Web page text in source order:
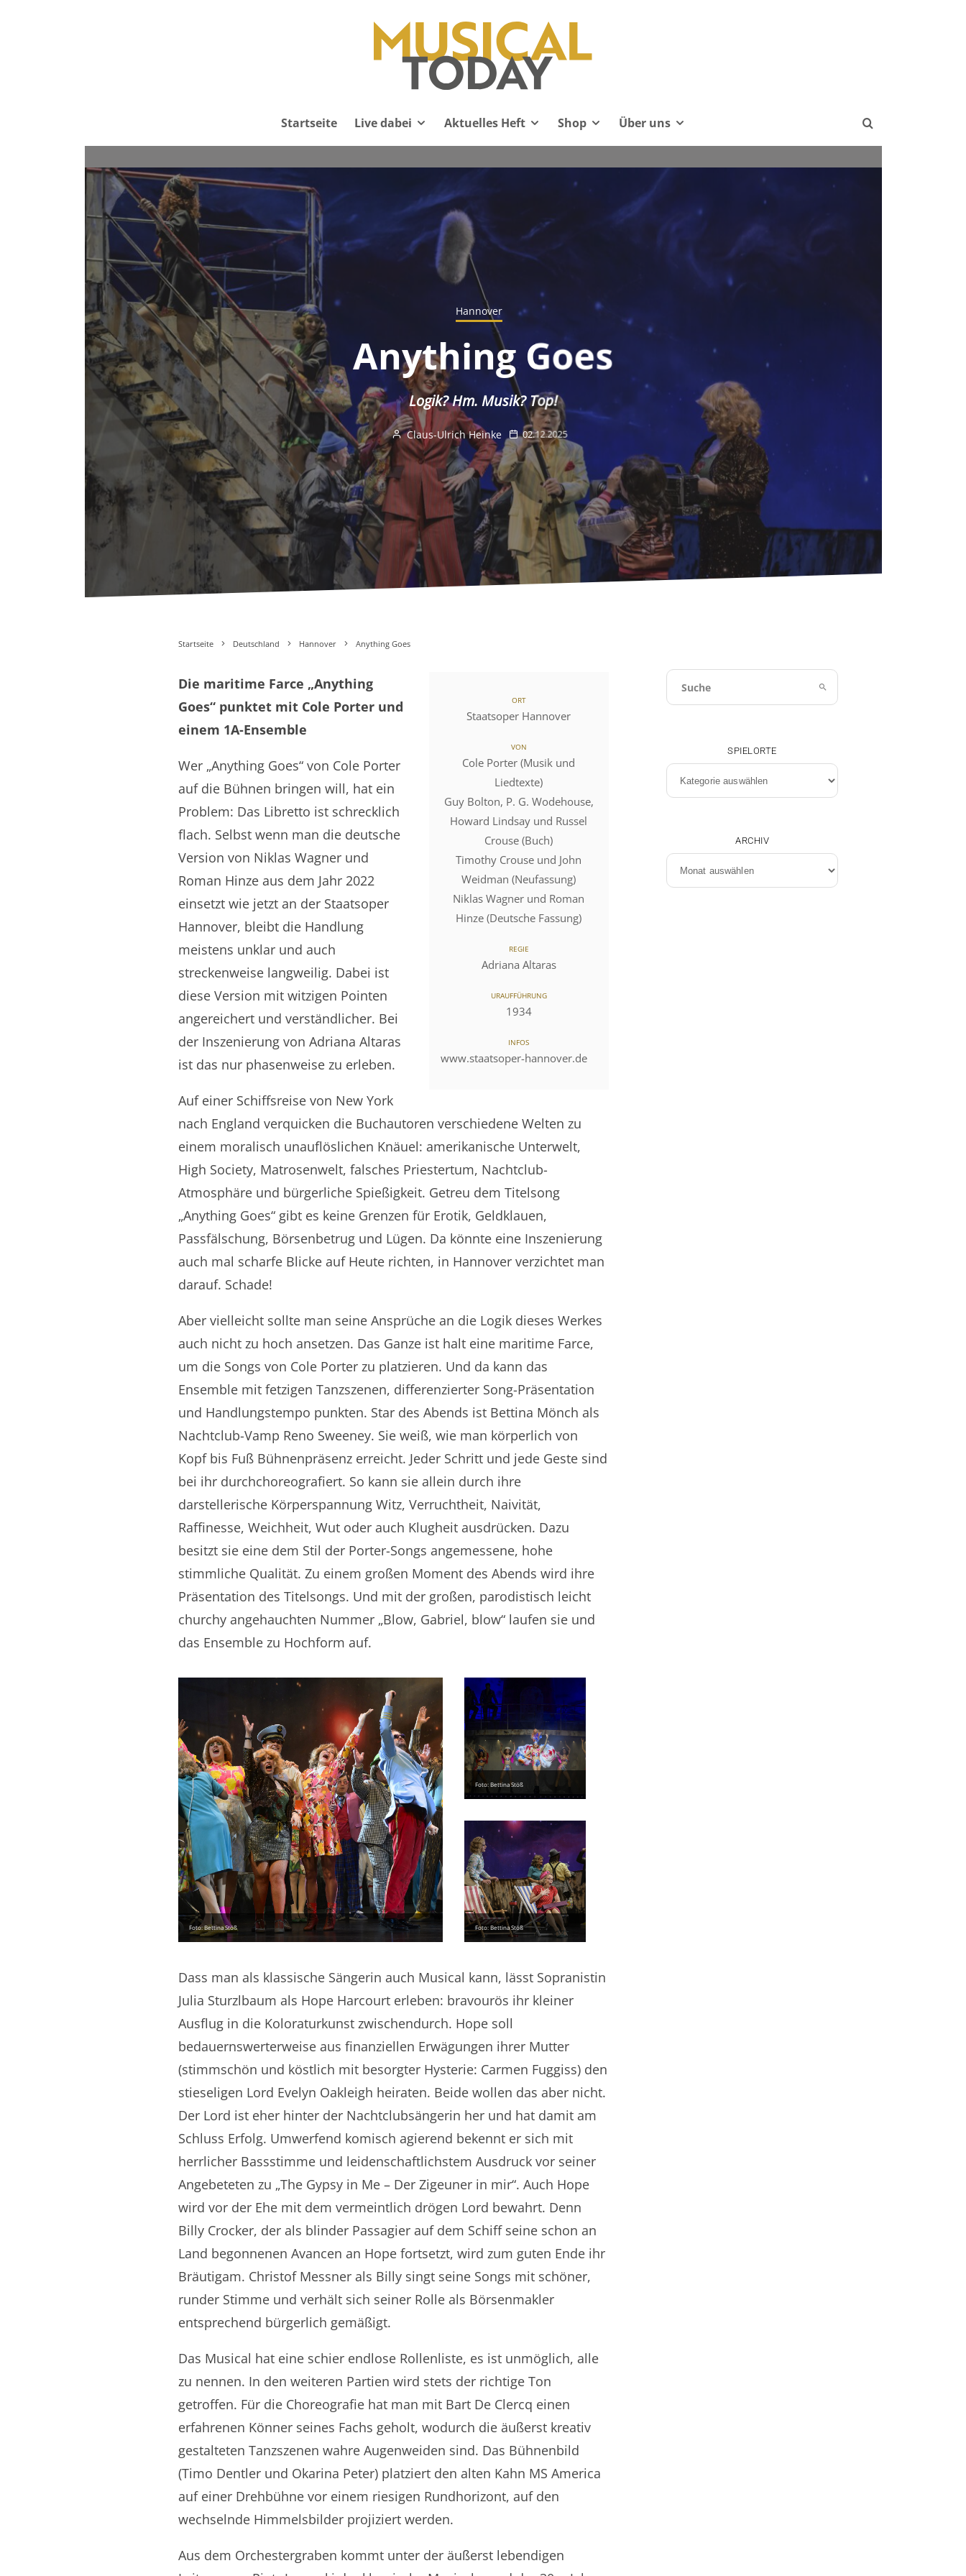
Startseite Live dabei Aktuelles Heft Shop Über uns
Hannover
Anything Goes
Logik? Hm. Musik? Top!
Claus-Ulrich Heinke 02.12.2025
Startseite Deutschland Hannover Anything Goes
ORT
Staatsoper Hannover
VON
Cole Porter (Musik und
Liedtexte)
Guy Bolton, P. G. Wodehouse,
Howard Lindsay und Russel
Crouse (Buch)
Timothy Crouse und John
Weidman (Neufassung)
Niklas Wagner und Roman
Hinze (Deutsche Fassung)
REGIE
Adriana Altaras
URAUFFÜHRUNG
1934
INFOS
www.staatsoper-hannover.de
Die maritime Farce „Anything
Goes“ punktet mit Cole Porter und
einem 1A-Ensemble
Wer „Anything Goes“ von Cole Porter
auf die Bühnen bringen will, hat ein
Problem: Das Libretto ist schrecklich
flach. Selbst wenn man die deutsche
Version von Niklas Wagner und
Roman Hinze aus dem Jahr 2022
einsetzt wie jetzt an der Staatsoper
Hannover, bleibt die Handlung
meistens unklar und auch
streckenweise langweilig. Dabei ist
diese Version mit witzigen Pointen
angereichert und verständlicher. Bei
der Inszenierung von Adriana Altaras
ist das nur phasenweise zu erleben.
Auf einer Schiffsreise von New York
nach England verquicken die Buchautoren verschiedene Welten zu
einem moralisch unauflöslichen Knäuel: amerikanische Unterwelt,
High Society, Matrosenwelt, falsches Priestertum, Nachtclub-
Atmosphäre und bürgerliche Spießigkeit. Getreu dem Titelsong
„Anything Goes“ gibt es keine Grenzen für Erotik, Geldklauen,
Passfälschung, Börsenbetrug und Lügen. Da könnte eine Inszenierung
auch mal scharfe Blicke auf Heute richten, in Hannover verzichtet man
darauf. Schade!
Aber vielleicht sollte man seine Ansprüche an die Logik dieses Werkes
auch nicht zu hoch ansetzen. Das Ganze ist halt eine maritime Farce,
um die Songs von Cole Porter zu platzieren. Und da kann das
Ensemble mit fetzigen Tanzszenen, differenzierter Song-Präsentation
und Handlungstempo punkten. Star des Abends ist Bettina Mönch als
Nachtclub-Vamp Reno Sweeney. Sie weiß, wie man körperlich von
Kopf bis Fuß Bühnenpräsenz erreicht. Jeder Schritt und jede Geste sind
bei ihr durchchoreografiert. So kann sie allein durch ihre
darstellerische Körperspannung Witz, Verruchtheit, Naivität,
Raffinesse, Weichheit, Wut oder auch Klugheit ausdrücken. Dazu
besitzt sie eine dem Stil der Porter-Songs angemessene, hohe
stimmliche Qualität. Zu einem großen Moment des Abends wird ihre
Präsentation des Titelsongs. Und mit der großen, parodistisch leicht
churchy angehauchten Nummer „Blow, Gabriel, blow“ laufen sie und
das Ensemble zu Hochform auf.
Foto: Bettina Stöß
Foto: Bettina Stöß
Foto: Bettina Stöß
Dass man als klassische Sängerin auch Musical kann, lässt Sopranistin
Julia Sturzlbaum als Hope Harcourt erleben: bravourös ihr kleiner
Ausflug in die Koloraturkunst zwischendurch. Hope soll
bedauernswerterweise aus finanziellen Erwägungen ihrer Mutter
(stimmschön und köstlich mit besorgter Hysterie: Carmen Fuggiss) den
stieseligen Lord Evelyn Oakleigh heiraten. Beide wollen das aber nicht.
Der Lord ist eher hinter der Nachtclubsängerin her und hat damit am
Schluss Erfolg. Umwerfend komisch agierend bekennt er sich mit
herrlicher Bassstimme und leidenschaftlichstem Ausdruck vor seiner
Angebeteten zu „The Gypsy in Me – Der Zigeuner in mir“. Auch Hope
wird vor der Ehe mit dem vermeintlich drögen Lord bewahrt. Denn
Billy Crocker, der als blinder Passagier auf dem Schiff seine schon an
Land begonnenen Avancen an Hope fortsetzt, wird zum guten Ende ihr
Bräutigam. Christof Messner als Billy singt seine Songs mit schöner,
runder Stimme und verhält sich seiner Rolle als Börsenmakler
entsprechend bürgerlich gemäßigt.
Das Musical hat eine schier endlose Rollenliste, es ist unmöglich, alle
zu nennen. In den weiteren Partien wird stets der richtige Ton
getroffen. Für die Choreografie hat man mit Bart De Clercq einen
erfahrenen Könner seines Fachs geholt, wodurch die äußerst kreativ
gestalteten Tanzszenen wahre Augenweiden sind. Das Bühnenbild
(Timo Dentler und Okarina Peter) platziert den alten Kahn MS America
auf einer Drehbühne vor einem riesigen Rundhorizont, auf den
wechselnde Himmelsbilder projiziert werden.
Aus dem Orchestergraben kommt unter der äußerst lebendigen
SPIELORTE
Spielorte
ARCHIV
Archiv